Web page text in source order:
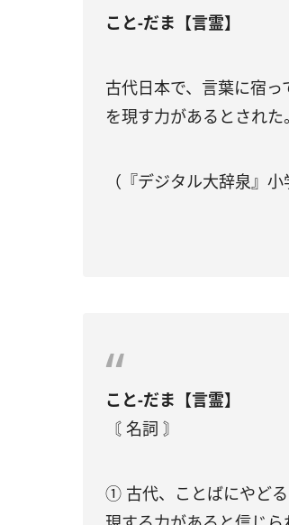
こと‐だま【言霊】
古代日本で、言葉に宿
を現す力があるとされた。
（『デジタル大辞泉』小
こと‐だま【言霊】
〘 名詞 〙
① 古代、ことばにやど